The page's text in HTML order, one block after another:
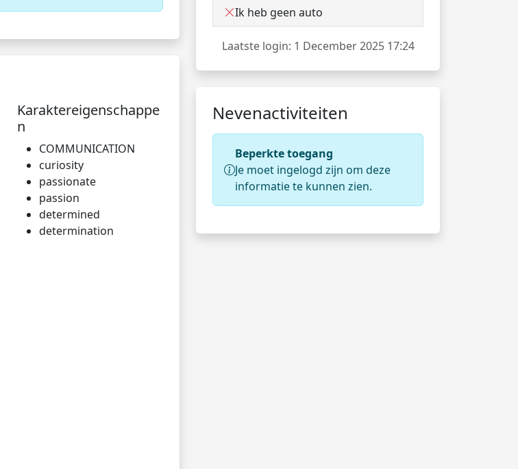
Ik heb geen auto
Laatste login: 1 December 2025 17:24
Nevenactiviteiten
Beperkte toegang
Je moet ingelogd zijn om deze
informatie te kunnen zien.
Karaktereigenschappe
n
COMMUNICATION
curiosity
passionate
passion
determined
determination